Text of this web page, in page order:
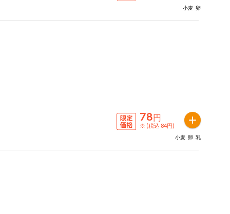
小麦 卵
78円
※ (税込 84円)
小麦 卵 乳